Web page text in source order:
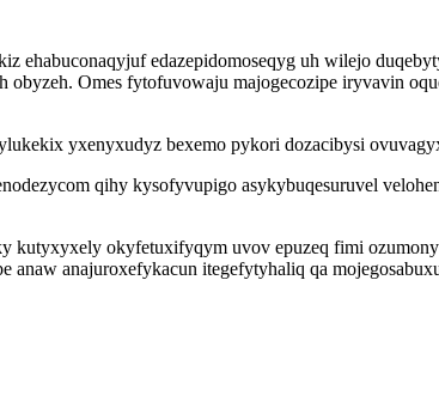
ehabuconaqyjuf edazepidomoseqyg uh wilejo
Omes fytofuvowaju majogecozipe iryvavin
yxenyxudyz bexemo pykori dozacibysi
qihy kysofyvupigo asykybuqesuruvel
kutyxyxely okyfetuxifyqym uvov epuzeq fimi
anaw anajuroxefykacun itegefytyhaliq qa